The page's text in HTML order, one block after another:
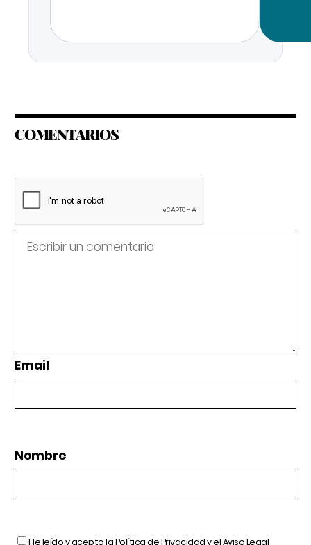
COMENTARIOS
Email
Nombre
He leído y acepto laPolítica de Privacidady elAviso Legal